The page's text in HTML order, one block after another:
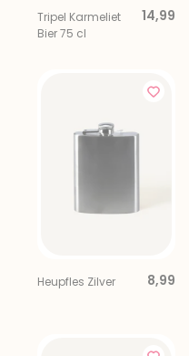
Tripel Karmeliet
Bier 75 cl
14,99
Heupfles Zilver 8,99